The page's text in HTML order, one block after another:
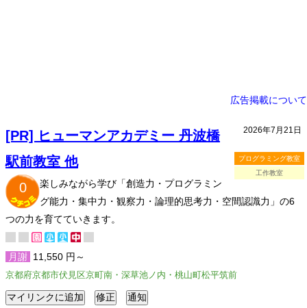
広告掲載について
2026年7月21日
プログラミング教室
工作教室
[PR] ヒューマンアカデミー 丹波橋
駅前教室 他
0
楽しみながら学び「創造力・プログラミン
グ能力・集中力・観察力・論理的思考力・空間認識力」の6
つの力を育てていきます。
月謝 11,550 円～
京都府京都市伏見区京町南・深草池ノ内・桃山町松平筑前